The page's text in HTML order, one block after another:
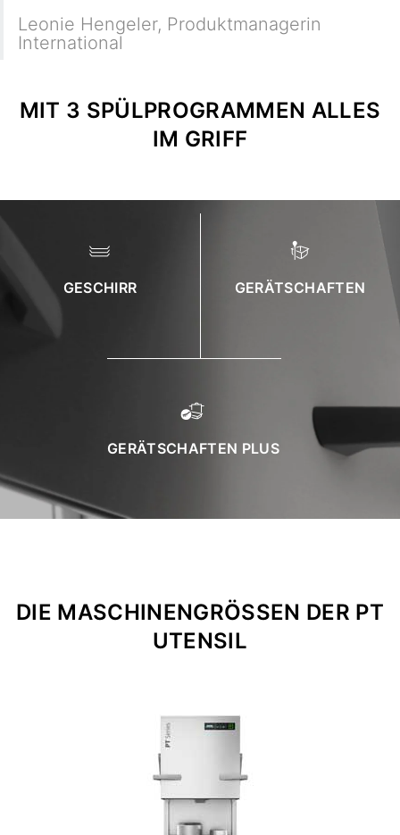
Leonie Hengeler, Produktmanagerin
International
MIT 3 SPÜLPROGRAMMEN ALLES
IM GRIFF
GESCHIRR GERÄTSCHAFTEN
GERÄTSCHAFTEN PLUS
DIE MASCHINENGRÖSSEN DER PT
UTENSIL